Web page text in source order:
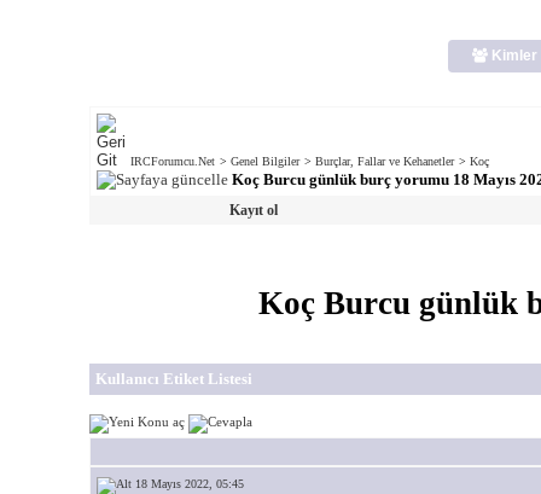
Kimler
IRCForumcu.Net > Genel Bilgiler > Burçlar, Fallar ve Kehanetler > Koç
Koç Burcu günlük burç yorumu 18 Mayıs
Kayıt ol
Koç Burcu günlük
Kullanıcı Etiket Listesi
18 Mayıs 2022, 05:45